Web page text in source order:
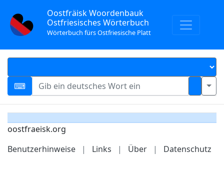
Oostfräisk Woordenbauk
Ostfriesisches Wörterbuch
Wörterbuch fürs Ostfriesische Platt
oostfraeisk.org
Benutzerhinweise
| Links | Über | Datenschutz